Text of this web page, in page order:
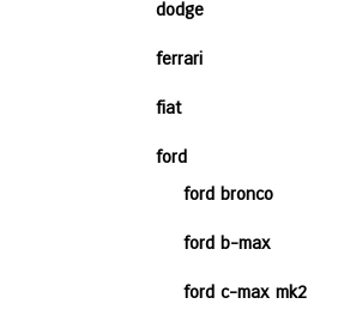
dodge
ferrari
fiat
ford
ford bronco
ford b-max
ford c-max mk2